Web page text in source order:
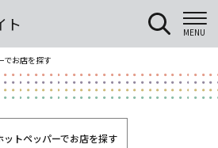
ト MENU
でお店を探す
ットペッパーでお店を探す